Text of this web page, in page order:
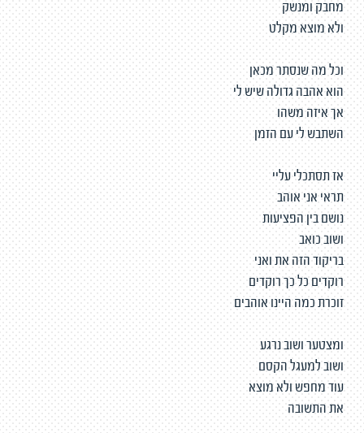
מחבק ומנשק
ולא מוצא מקלט
וכל מה שנסתר מכאן
הוא אהבה גדולה שיש לי
אך איזה משהו
השתבש לי עם הזמן
אז תסתכלי עליי
תראי אני אוהב
נושם בין הפציעות
ושוב כואב
בריקוד הזה את ואני
רוקדים כל כך רוקדים
זוכרת כמה היינו אוהבים
ומצטער ושוב נרגע
ושוב למעגל הקסם
עוד מחפש ולא מוצא
את התשובה